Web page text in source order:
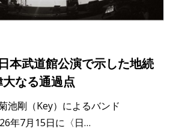
本武道館公演で示した地続
なる通過点
池剛（Key）によるバンド
年7月15日に〈日…